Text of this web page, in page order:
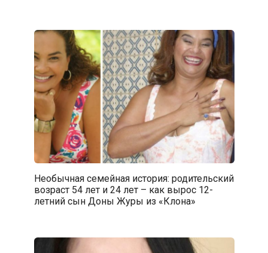
Необычная семейная история: родительский
возраст 54 лет и 24 лет – как вырос 12-
летний сын Доны Журы из «Клона»